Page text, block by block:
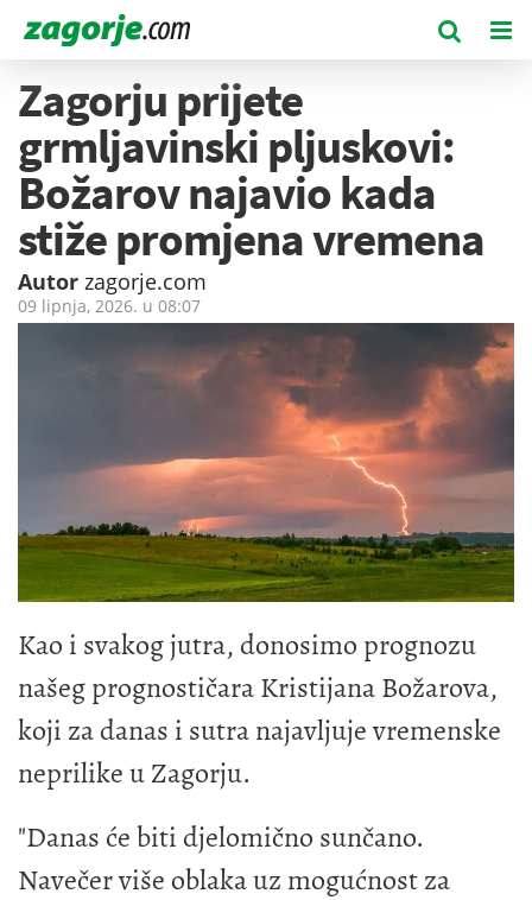
Zagorju prijete
grmljavinski pljuskovi:
Božarov najavio kada
stiže promjena vremena
Autor zagorje.com
09 lipnja, 2026. u 08:07
Kao i svakog jutra, donosimo prognozu
našeg prognostičara Kristijana Božarova,
koji za danas i sutra najavljuje vremenske
neprilike u Zagorju.
"Danas će biti djelomično sunčano.
Navečer više oblaka uz mogućnost za